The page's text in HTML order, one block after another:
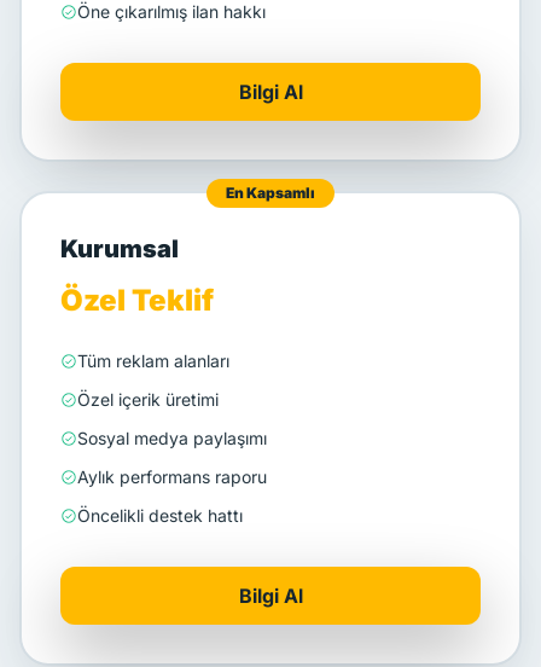
Öne çıkarılmış ilan hakkı
Bilgi Al
En Kapsamlı
Kurumsal
Özel Teklif
Tüm reklam alanları
Özel içerik üretimi
Sosyal medya paylaşımı
Aylık performans raporu
Öncelikli destek hattı
Bilgi Al